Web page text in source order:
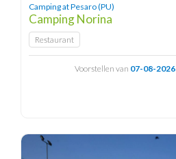
Camping at Pesaro (PU)
Camping Norina
Restaurant
Voorstellen van 07-08-2026